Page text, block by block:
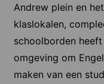
Andrew plein en
klaslokalen,
schoolborden
omgeving om
maken van een